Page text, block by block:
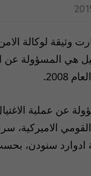
وثيقة لوكالة
هي المسؤولة
عن عملية
الاميركية،
ادوارد سنودن،